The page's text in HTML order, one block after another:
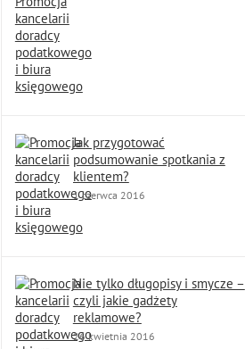
Jak przygotować
podsumowanie spotkania z
klientem?
1 czerwca 2016
Nie tylko długopisy i smycze –
czyli jakie gadżety
reklamowe?
26 kwietnia 2016